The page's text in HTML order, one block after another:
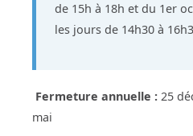
de 15h à 18h et du 1er
les jours de 14h30 à
Fermeture annuelle : 25
mai